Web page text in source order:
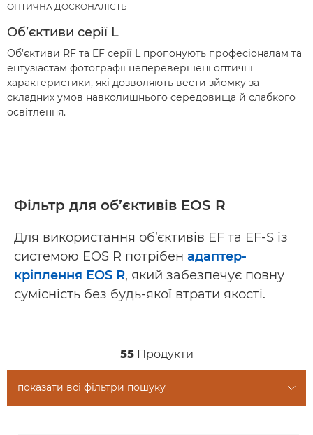
ОПТИЧНА ДОСКОНАЛІСТЬ
Об’єктиви серії L
Об’єктиви RF та EF серії L пропонують професіоналам та
ентузіастам фотографії неперевершені оптичні
характеристики, які дозволяють вести зйомку за
складних умов навколишнього середовища й слабкого
освітлення.
Фільтр для об’єктивів EOS R
Для використання об’єктивів EF та EF-S із
системою EOS R потрібен адаптер-
кріплення EOS R, який забезпечує повну
сумісність без будь-якої втрати якості.
55 Продукти
показати всі фільтри пошуку